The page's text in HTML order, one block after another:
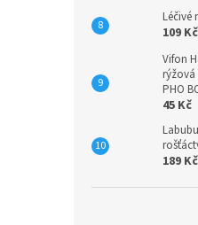
Léčivé
109 Kč
Vifon
PHO
45 Kč
189 Kč